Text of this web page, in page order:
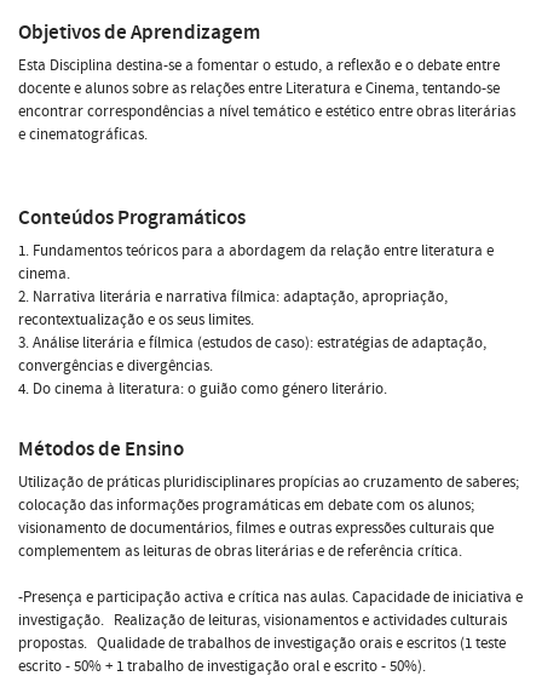
Objetivos de Aprendizagem
Esta Disciplina destina-se a fomentar o estudo, a reflexão e o debate entre
docente e alunos sobre as relações entre Literatura e Cinema, tentando-se
encontrar correspondências a nível temático e estético entre obras literárias
e cinematográficas.
Conteúdos Programáticos
1. Fundamentos teóricos para a abordagem da relação entre literatura e
cinema.
2. Narrativa literária e narrativa fílmica: adaptação, apropriação,
recontextualização e os seus limites.
3. Análise literária e fílmica (estudos de caso): estratégias de adaptação,
convergências e divergências.
4. Do cinema à literatura: o guião como género literário.
Métodos de Ensino
Utilização de práticas pluridisciplinares propícias ao cruzamento de saberes;
colocação das informações programáticas em debate com os alunos;
visionamento de documentários, filmes e outras expressões culturais que
complementem as leituras de obras literárias e de referência crítica.
-Presença e participação activa e crítica nas aulas. Capacidade de iniciativa e
investigação. Realização de leituras, visionamentos e actividades culturais
propostas. Qualidade de trabalhos de investigação orais e escritos (1 teste
escrito - 50% + 1 trabalho de investigação oral e escrito - 50%).